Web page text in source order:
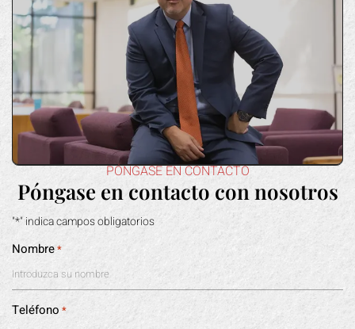
PÓNGASE EN CONTACTO
Póngase en contacto con nosotros
"*" indica campos obligatorios
Nombre*
Teléfono *